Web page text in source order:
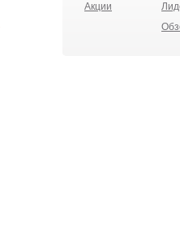
Акции